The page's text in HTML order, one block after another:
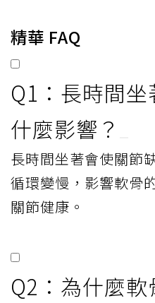
精華 FAQ
Q1：長時間
什麼影響？
長時間坐著會使關節
循環變慢，影響軟骨
關節健康。
Q2：為什麼